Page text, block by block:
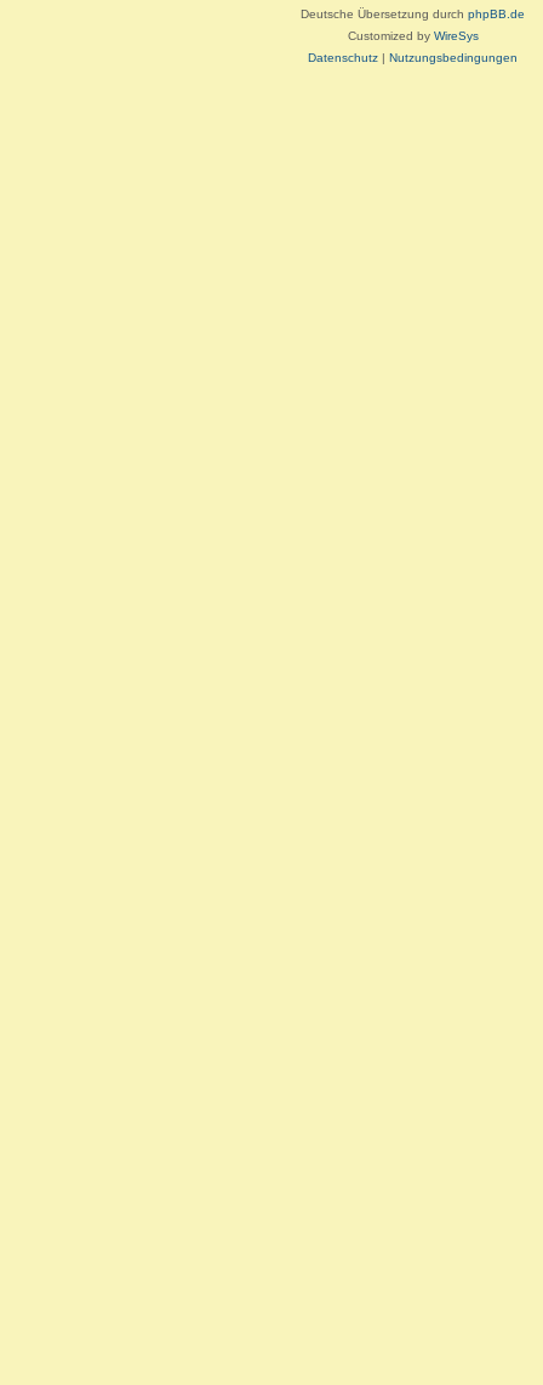
Deutsche Übersetzung durch phpBB.de
Customized by WireSys
Datenschutz
Nutzungsbedingungen